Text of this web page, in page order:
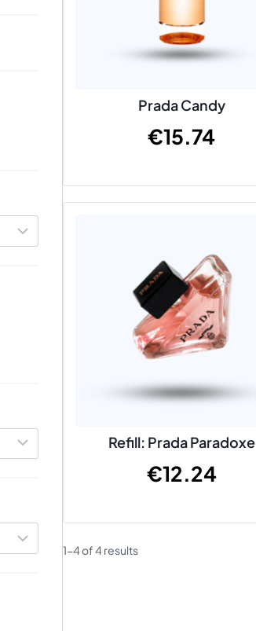
Prada Candy
€15.74
Refill: Prada Paradoxe
€12.24
1-4 of 4 results